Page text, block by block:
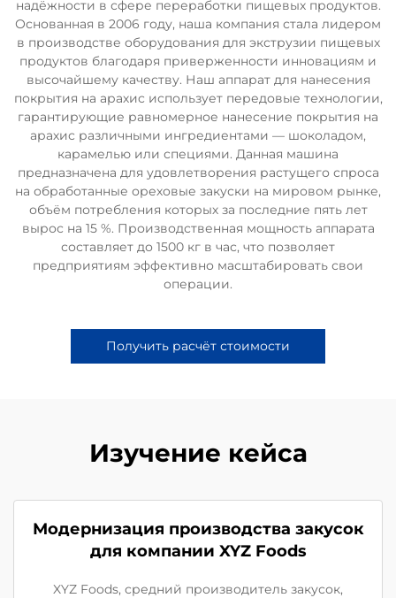
надёжности в сфере переработки пищевых продуктов.
Основанная в 2006 году, наша компания стала лидером
в производстве оборудования для экструзии пищевых
продуктов благодаря приверженности инновациям и
высочайшему качеству. Наш аппарат для нанесения
покрытия на арахис использует передовые технологии,
гарантирующие равномерное нанесение покрытия на
арахис различными ингредиентами — шоколадом,
карамелью или специями. Данная машина
предназначена для удовлетворения растущего спроса
на обработанные ореховые закуски на мировом рынке,
объём потребления которых за последние пять лет
вырос на 15 %. Производственная мощность аппарата
составляет до 1500 кг в час, что позволяет
предприятиям эффективно масштабировать свои
операции.
Получить расчёт стоимости
Изучение кейса
Модернизация производства закусок
для компании XYZ Foods
XYZ Foods, средний производитель закусок,